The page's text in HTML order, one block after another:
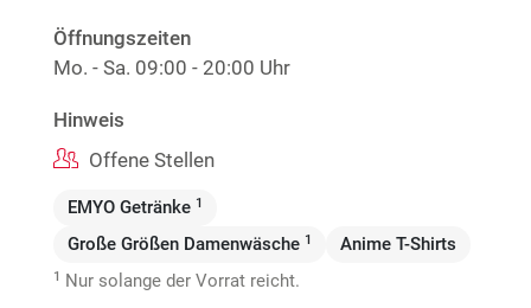
Öffnungszeiten
Mo. - Sa. 09:00 - 20:00 Uhr
Hinweis
Offene Stellen
EMYO Getränke 1
Große Größen Damenwäsche 1 Anime T-Shirts
1 Nur solange der Vorrat reicht.